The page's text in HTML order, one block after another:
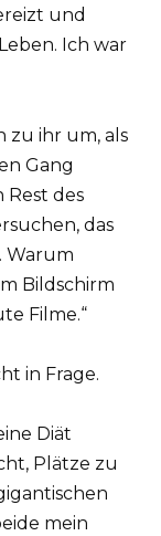
und
Ich war
zu ihr um, als
Gang
Rest des
das
Warum
Bildschirm
Filme.“
in Frage.
Diät
Plätze zu
mein